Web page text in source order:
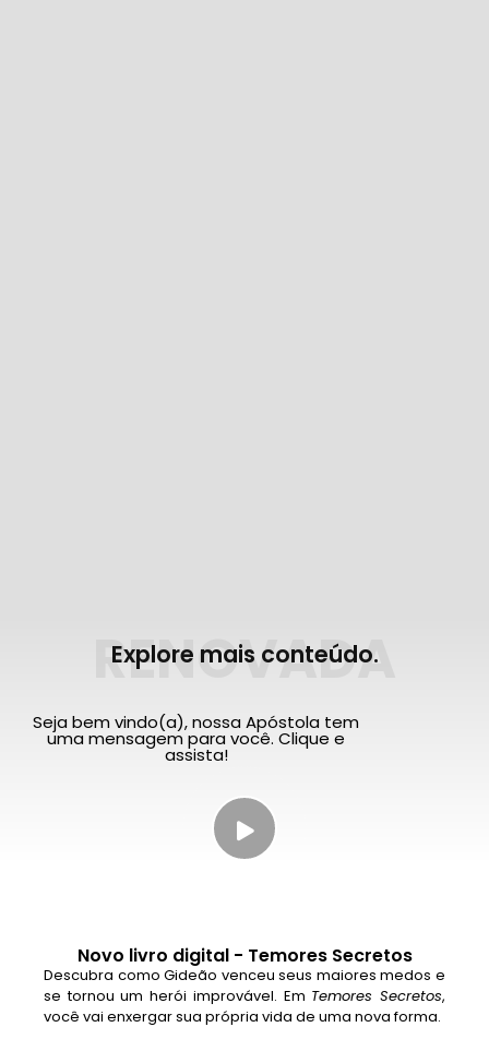
RENOVADA
Explore mais conteúdo.
Seja bem vindo(a), nossa Apóstola tem
uma mensagem para você. Clique e
assista!
Novo livro digital - Temores Secretos
Descubra como Gideão venceu seus maiores medos e
se tornou um herói improvável. Em Temores Secretos,
você vai enxergar sua própria vida de uma nova forma.